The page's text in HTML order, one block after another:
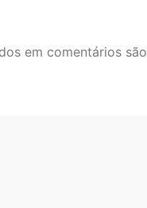
em comentários são